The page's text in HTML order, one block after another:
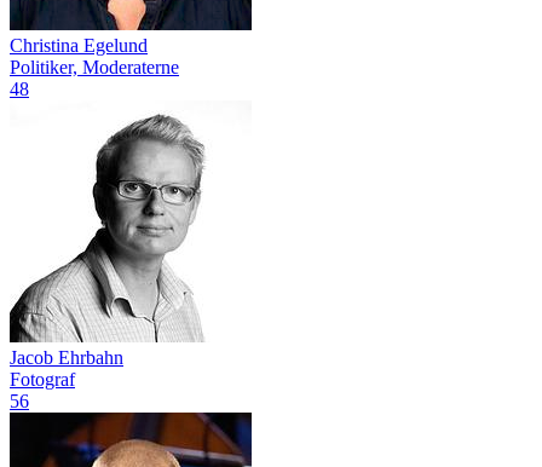
Christina Egelund
Politiker, Moderaterne
48
Jacob Ehrbahn
Fotograf
56